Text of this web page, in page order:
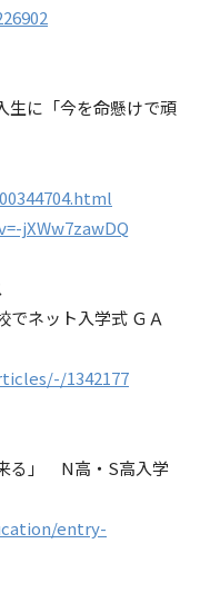
生に「今を命懸けで頑
jXWw7zawDQ
でネット入学式 ＧＡ
1342177
る」 N高・S高入学
entry-